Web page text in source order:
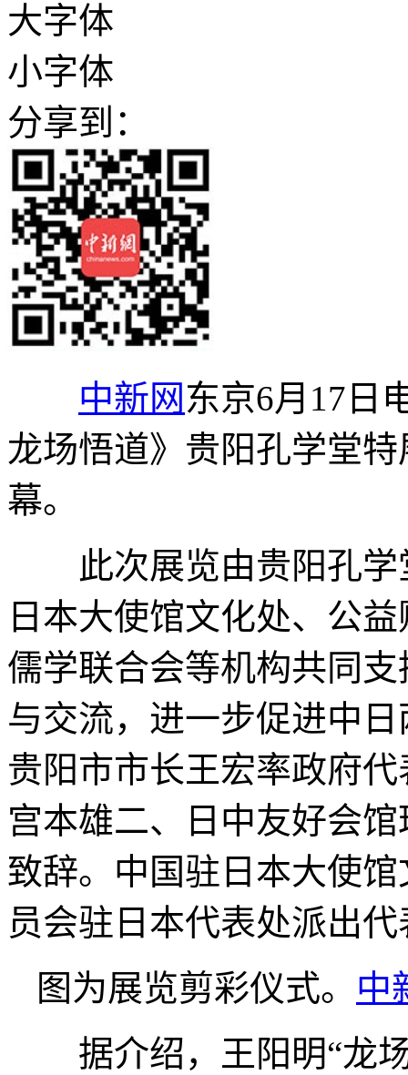
大字体
小字体
分享到：
中新网 东京6月17日
龙场悟道》贵阳孔学堂
幕。
此次展览由贵阳孔学
日本大使馆文化处、公
儒学联合会等机构共同
与交流，进一步促进中
贵阳市市长王宏率政府
宫本雄二、日中友好会
致辞。中国驻日本大使
员会驻日本代表处派出
图为展览剪彩仪式。 中
据介绍，王阳明“龙场